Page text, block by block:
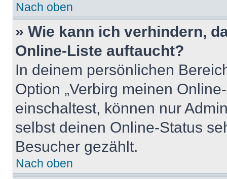
Nach oben
» Wie kann ich verhindern,
Online-Liste auftaucht?
In deinem persönlichen
Option „Verbirg meinen
einschaltest, können nur
selbst deinen Online-Status
Besucher gezählt.
Nach oben